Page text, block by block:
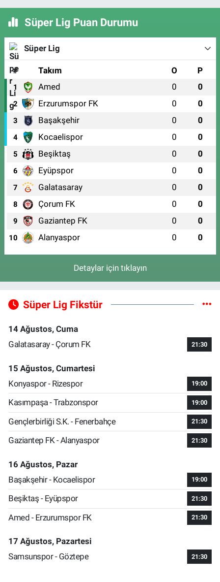
Süper Lig Puan Durumu
Süper Lig
# Takım O P
1 Amed 0 0
2 Erzurumspor FK 0 0
3 Başakşehir 0 0
4 Kocaelispor 0 0
5 Beşiktaş 0 0
6 Eyüpspor 0 0
7 Galatasaray 0 0
8 Çorum FK 0 0
9 Gaziantep FK 0 0
10 Alanyaspor 0 0
Detaylar için tıklayın
Süper Lig Fikstür
14 Ağustos, Cuma
Galatasaray - Çorum FK
21:30
15 Ağustos, Cumartesi
Konyaspor - Rizespor
19:00
Kasımpaşa - Trabzonspor 19:00
Gençlerbirliği S.K. - Fenerbahçe 21:30
Gaziantep FK - Alanyaspor 21:30
16 Ağustos, Pazar
Başakşehir - Kocaelispor
19:00
Beşiktaş - Eyüpspor 21:30
Amed - Erzurumspor FK 21:30
17 Ağustos, Pazartesi
Samsunspor - Göztepe
21:30